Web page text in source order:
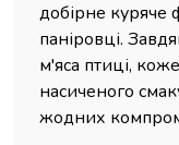
добірне куряче
паніровці.
м'яса птиці,
насиченого
жодних